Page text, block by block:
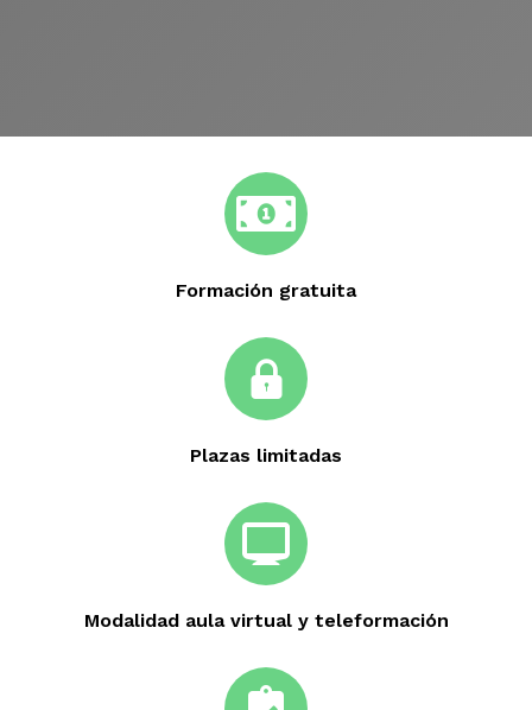
Formación gratuita
Plazas limitadas
Modalidad aula virtual y teleformación